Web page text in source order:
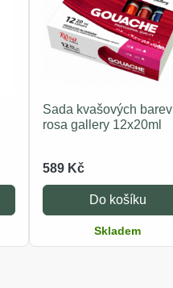
Sada kvašových barev
rosa gallery 12x20ml
589 Kč
Do košíku
Skladem